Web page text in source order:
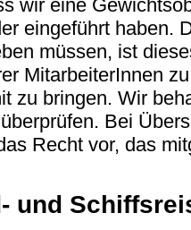
wir eine
eingeführt haben.
müssen, ist
MitarbeiterInnen
zu bringen. Wir
Bei
Recht vor, das
und